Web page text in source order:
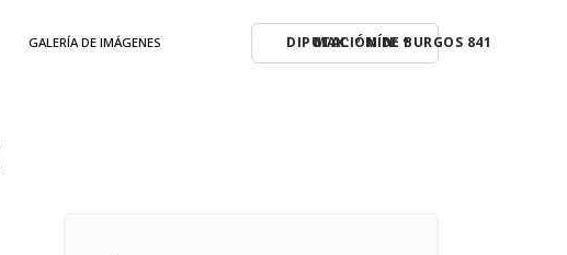
GALERÍA DE IMÁGENES MAX: º MÍN: º